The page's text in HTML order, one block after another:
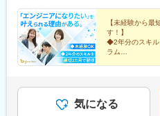
ざみ野駅、湘南台駅、天王洲
駅、藤沢本町駅、長津田駅、
大和駅(神奈川県)、菊名駅、
駅、中央林間駅、センター南
千葉駅、新松戸駅、浦安駅(千
駅、南越谷駅、天下茶屋駅、
県)、東梅田駅、阿倍野駅(阪
野駅(東京都)、恵比寿駅、高
タウン中央駅、八丁堀駅(東京
駅、二子玉川駅、府中駅(東京
いたま新都心駅、千駄ケ谷駅
黒駅、武蔵新城駅、水天宮前
(東京都)、名古屋駅、新大阪
前駅、新豊洲駅、虎ノ門ヒル
【未経験から最
す！】
◆2年分のスキル
ラム
◆第二新卒歓迎
◆20代活躍
気になる